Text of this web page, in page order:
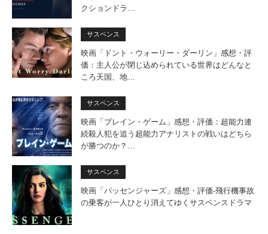
クションドラ…
サスペンス
映画「ドント・ウォーリー・ダーリン」感想・評
価：主人公が閉じ込められている世界はどんなと
ころ天国、地…
サスペンス
映画「ブレイン・ゲーム」感想・評価：超能力連
続殺人犯を追う超能力アナリストの戦いはどちら
が勝つのか？…
サスペンス
映画「パッセンジャーズ」感想・評価‐飛行機事故
の乗客が一人ひとり消えてゆくサスペンスドラマ